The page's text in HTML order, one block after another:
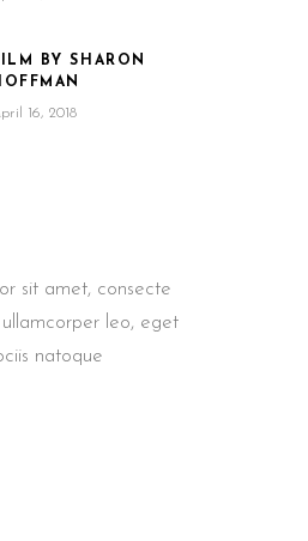
BY SHARON
16, 2018
sit amet, consecte
leo, eget
natoque